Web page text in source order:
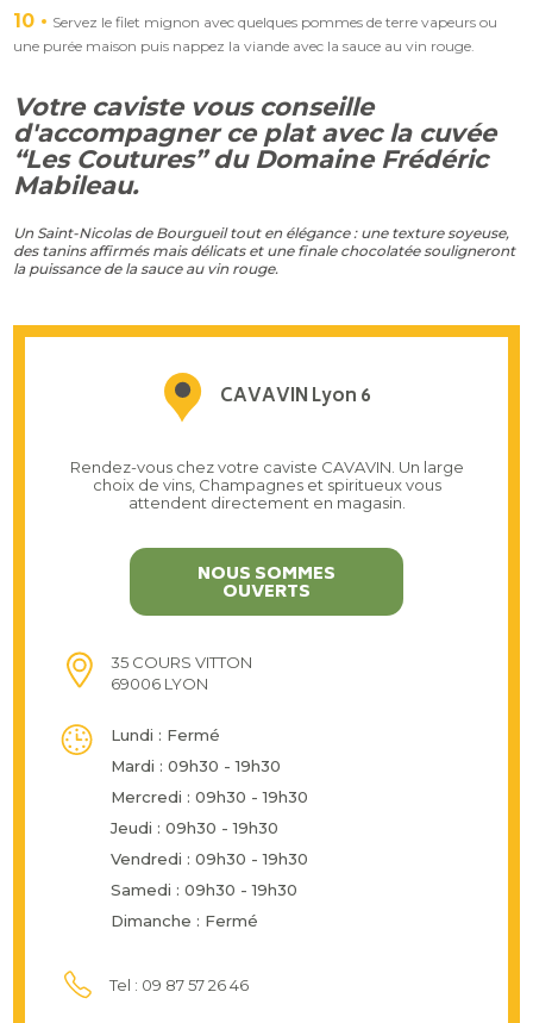
10
Servez le filet mignon avec quelques pommes de terre vapeurs ou
une purée maison puis nappez la viande avec la sauce au vin rouge.
Votre caviste vous conseille
d'accompagner ce plat avec la cuvée
“Les Coutures” du Domaine Frédéric
Mabileau.
Un Saint-Nicolas de Bourgueil tout en élégance : une texture soyeuse,
des tanins affirmés mais délicats et une finale chocolatée souligneront
la puissance de la sauce au vin rouge.
CAVAVIN Lyon 6
Rendez-vous chez votre caviste CAVAVIN. Un large
choix de vins, Champagnes et spiritueux vous
attendent directement en magasin.
NOUS SOMMES
OUVERTS
35 COURS VITTON
69006 LYON
Lundi : Fermé
Mardi : 09h30 - 19h30
Mercredi : 09h30 - 19h30
Jeudi : 09h30 - 19h30
Vendredi : 09h30 - 19h30
Samedi : 09h30 - 19h30
Dimanche : Fermé
Tel : 09 87 57 26 46